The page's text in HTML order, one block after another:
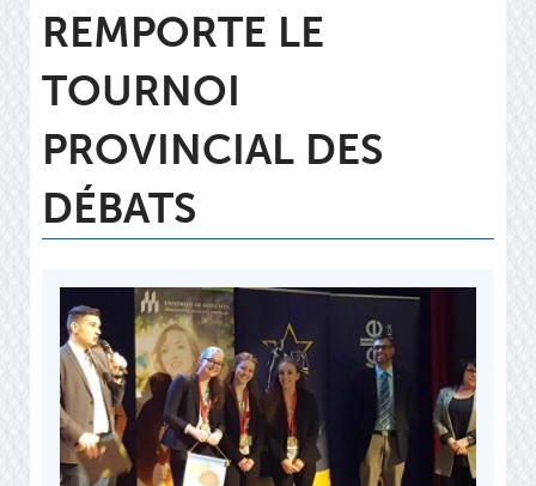
REMPORTE LE
TOURNOI
PROVINCIAL DES
DÉBATS